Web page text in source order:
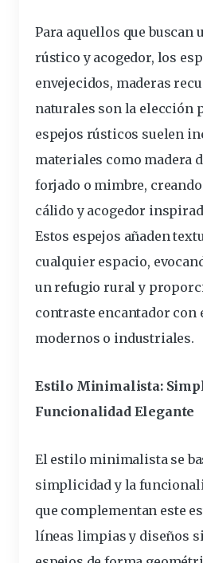
Para aquellos que buscan
rústico y acogedor, los
envejecidos, maderas
naturales son la elección
espejos rústicos suelen
materiales como madera
forjado o mimbre,
cálido y acogedor
Estos espejos añaden
cualquier espacio,
un refugio rural y
contraste encantador con
modernos o industriales.
Estilo Minimalista:
Funcionalidad Elegante
El estilo minimalista se
simplicidad y la
que complementan este
líneas limpias y diseños